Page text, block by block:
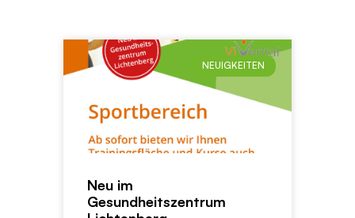
NEUIGKEITEN
Neu im
Gesundheitszentrum